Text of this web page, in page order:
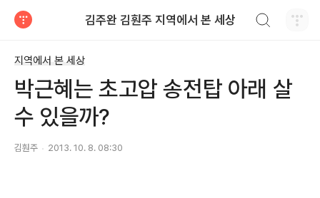
김주완 김훤주 지역에서 본 세상
지역에서 본 세상
박근혜는 초고압 송전탑 아래 살
수 있을까?
김훤주 2013. 10. 8. 08:30